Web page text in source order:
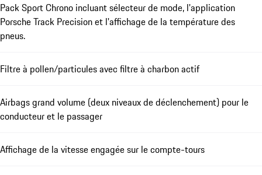
Pack Sport Chrono incluant sélecteur de mode, l'application
Porsche Track Precision et l'affichage de la température des
pneus.
Filtre à pollen/particules avec filtre à charbon actif
Airbags grand volume (deux niveaux de déclenchement) pour le
conducteur et le passager
Affichage de la vitesse engagée sur le compte-tours